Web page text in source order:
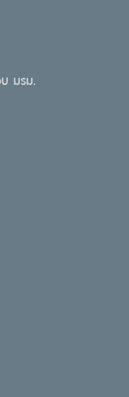
มรม.